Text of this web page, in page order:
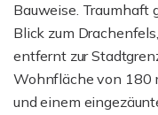
Bauweise. Traumhaft
Blick zum
entfernt zur
Wohnfläche von 180
und einem